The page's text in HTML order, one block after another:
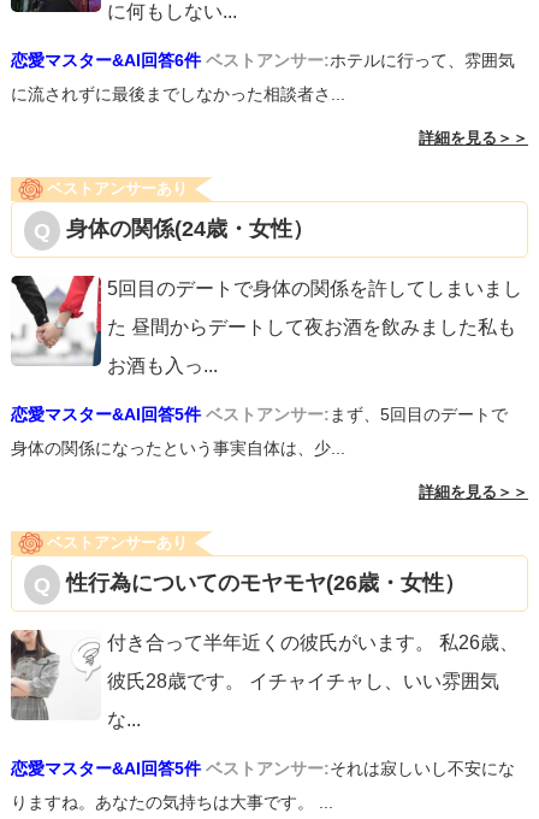
に何もしない...
恋愛マスター&AI回答6件 ベストアンサー:ホテルに行って、雰囲気
に流されずに最後までしなかった相談者さ...
詳細を見る＞＞
ベストアンサーあり
身体の関係(24歳・女性）
5回目のデートで身体の関係を許してしまいまし
た 昼間からデートして夜お酒を飲みました私も
お酒も入っ...
恋愛マスター&AI回答5件 ベストアンサー: まず、5回目のデートで
身体の関係になったという事実自体は、少...
詳細を見る＞＞
ベストアンサーあり
性行為についてのモヤモヤ(26歳・女性）
付き合って半年近くの彼氏がいます。 私26歳、
彼氏28歳です。 イチャイチャし、いい雰囲気
な...
恋愛マスター&AI回答5件 ベストアンサー:それは寂しいし不安にな
りますね。あなたの気持ちは大事です。 ...